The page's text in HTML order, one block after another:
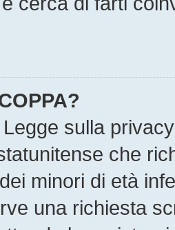
sulla
che
minori di età
una richiesta